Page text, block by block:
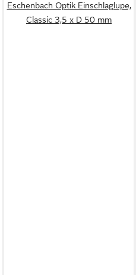
Eschenbach Optik Einschlaglupe,
Classic 3,5 x D 50 mm